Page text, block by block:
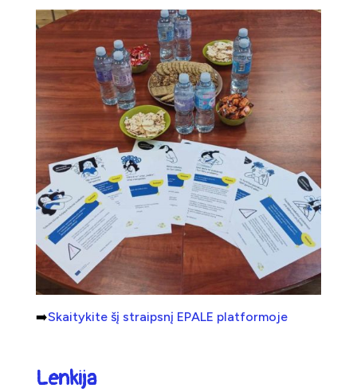
➡️Skaitykite šį straipsnį EPALE platformoje
Lenkija